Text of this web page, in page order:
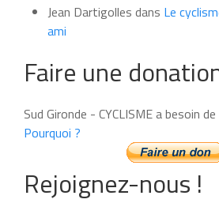
Jean Dartigolles dans Le
ami
Faire une
Sud Gironde - CYCLISME a besoin
Pourquoi ?
Rejoignez-nous !